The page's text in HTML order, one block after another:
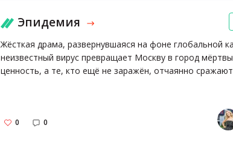
Эпидемия
Жёсткая драма, развернувшаяся на фоне глобальной
неизвестный вирус превращает Москву в город
ценность, а те, кто ещё не заражён, отчаянно
0 0